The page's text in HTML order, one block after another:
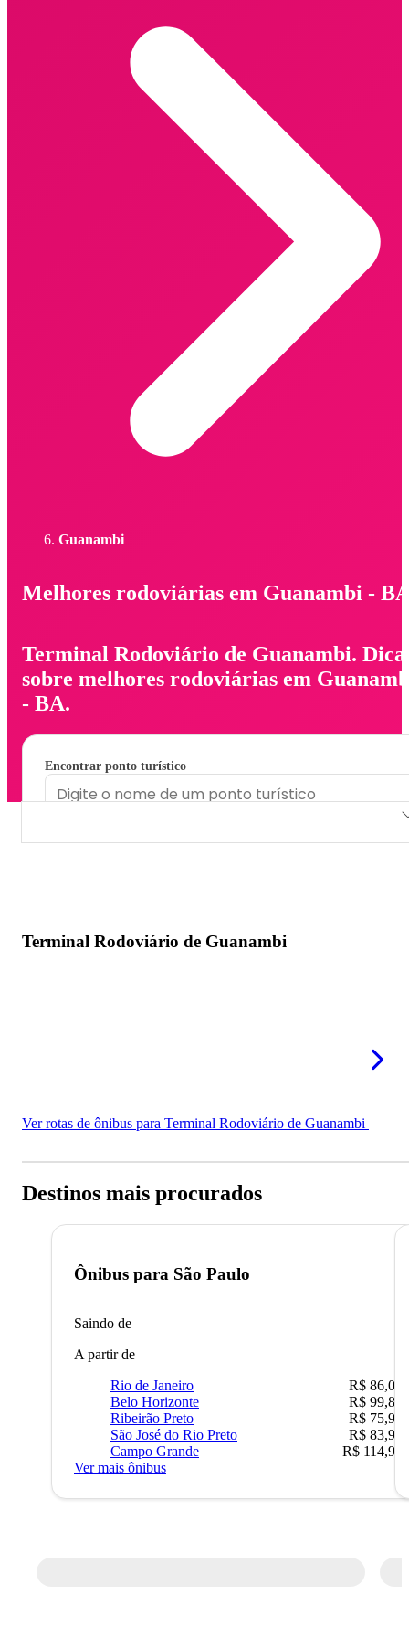
Guanambi
Melhores rodoviárias em Guanambi -
Terminal Rodoviário de Guanambi.
sobre melhores rodoviárias em
- BA.
Encontrar ponto turístico
Terminal Rodoviário de Guanambi
Ver rotas de ônibus para Terminal Rodoviário de Guanambi
Destinos mais procurados
Ônibus para São Paulo
Saindo de
A partir de
Rio de Janeiro
R$ 86,00
Belo Horizonte
R$ 99,89
Ribeirão Preto
R$ 75,90
São José do Rio Preto
R$ 83,90
Campo Grande
R$ 114,90
Ver mais ônibus